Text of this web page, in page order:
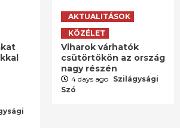
AKTUALITÁSOK
KÖZÉLET
Viharok várhatók
csütörtökön az ország
nagy részén
4 days ago Szilágysági
Szó